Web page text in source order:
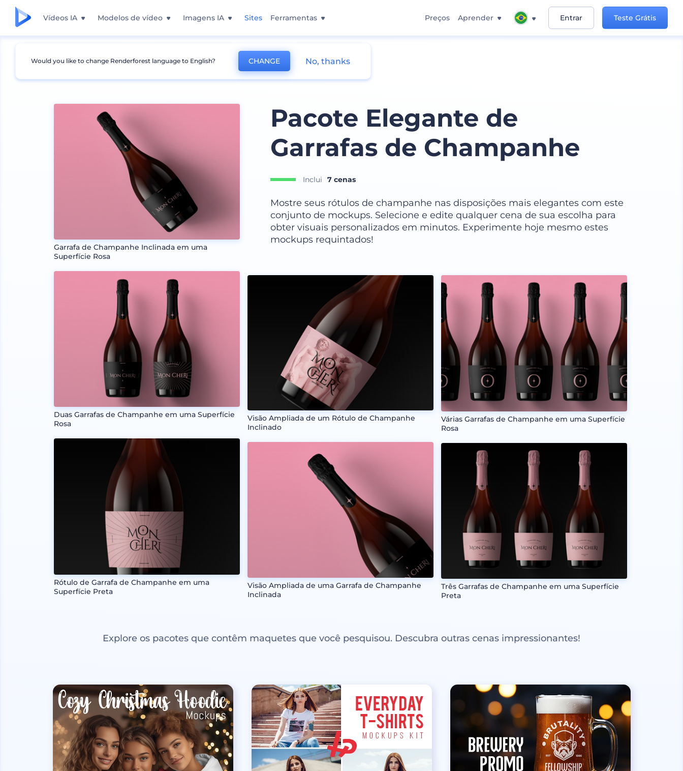
Vídeos IA Modelos de vídeo Imagens IA Sites Ferramentas Preços Aprender Entrar Teste Grátis
Mockups Embalagem Maquete de Garrafa
Garrafa de Champanhe Inclinada em uma
Superfície Rosa
Duas Garrafas de Champanhe em uma Superfície
Rosa
Rótulo de Garrafa de Champanhe em uma
Superfície Preta
Pacote Elegante de
Garrafas de Champanhe
Inclui 7 cenas
Mostre seus rótulos de champanhe nas disposições mais elegantes com este
conjunto de mockups. Selecione e edite qualquer cena de sua escolha para
obter visuais personalizados em minutos. Experimente hoje mesmo estes
mockups requintados!
Visão Ampliada de um Rótulo de Champanhe
Inclinado
Visão Ampliada de uma Garrafa de Champanhe
Inclinada
Várias Garrafas de Champanhe em uma Superfície
Rosa
Três Garrafas de Champanhe em uma Superfície
Preta
Explore os pacotes que contêm maquetes que você pesquisou. Descubra outras cenas impressionantes!
Would you like to change Renderforest language to English? CHANGE No, thanks